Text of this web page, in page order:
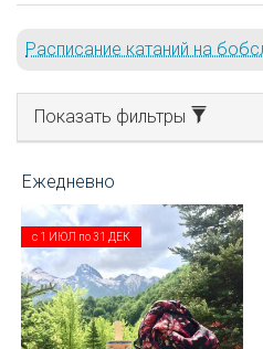
Расписание катаний на
Показать фильтры
с 1 ИЮЛ по31 ДЕК